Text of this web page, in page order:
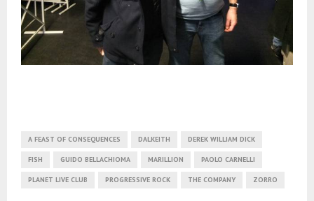
A FEAST OF CONSEQUENCES DALKEITH DEREK WILLIAM DICK
FISH GUIDO BELLACHIOMA MARILLION PAOLO CARNELLI
PLANET LIVE CLUB PROGRESSIVE ROCK THE COMPANY ZORRO